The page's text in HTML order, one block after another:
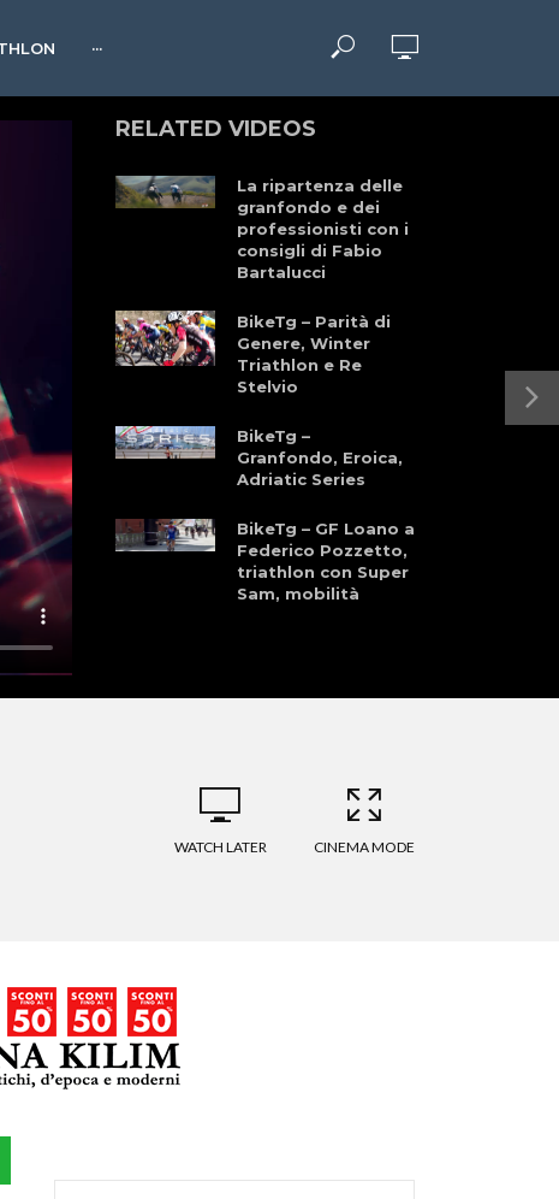
···
RELATED VIDEOS
La ripartenza delle
granfondo e dei
professionisti con i
consigli di Fabio
Bartalucci
BikeTg – Parità di
Genere, Winter
Triathlon e Re
Stelvio
BikeTg –
Granfondo, Eroica,
Adriatic Series
BikeTg – GF Loano a
Federico Pozzetto,
triathlon con Super
Sam, mobilità
WATCH LATER CINEMA MODE